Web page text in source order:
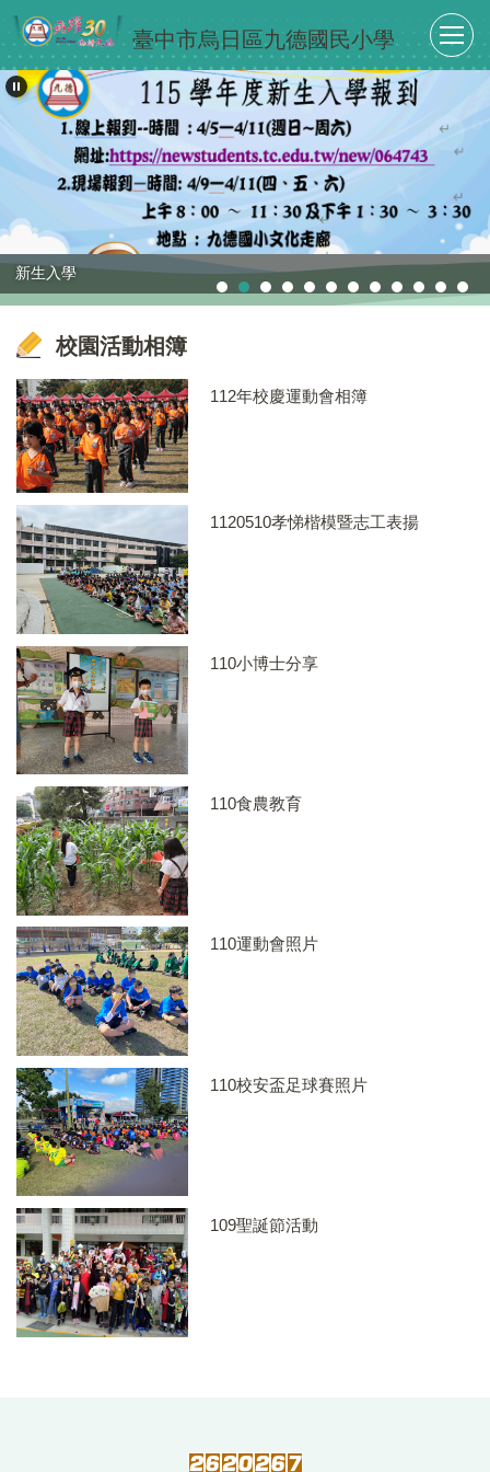
跳
到
主
要
內
區
臺中市烏日區九德國民小學
新生入學
校園活動相簿
112年校慶運動會相簿
1120510孝悌楷模暨志工表揚
110小博士分享
110食農教育
110運動會照片
110校安盃足球賽照片
109聖誕節活動